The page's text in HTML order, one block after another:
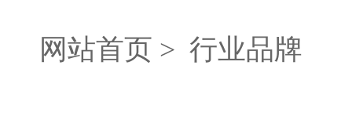
网站首页 > 行业品牌